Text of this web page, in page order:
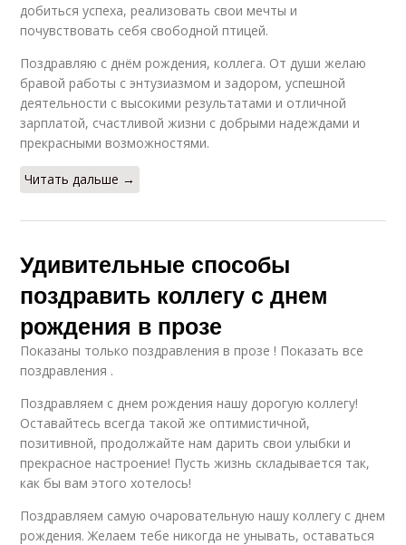
добиться успеха, реализовать свои мечты и
почувствовать себя свободной птицей.
Поздравляю с днём рождения, коллега. От души желаю
бравой работы с энтузиазмом и задором, успешной
деятельности с высокими результатами и отличной
зарплатой, счастливой жизни с добрыми надеждами и
прекрасными возможностями.
Читать дальше →
Удивительные способы
поздравить коллегу с днем
рождения в прозе
Показаны только поздравления в прозе ! Показать все
поздравления .
Поздравляем с днем рождения нашу дорогую коллегу!
Оставайтесь всегда такой же оптимистичной,
позитивной, продолжайте нам дарить свои улыбки и
прекрасное настроение! Пусть жизнь складывается так,
как бы вам этого хотелось!
Поздравляем самую очаровательную нашу коллегу с днем
рождения. Желаем тебе никогда не унывать, оставаться